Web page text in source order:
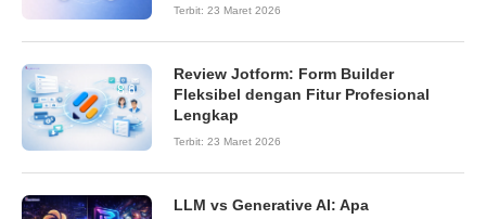
Terbit: 23 Maret 2026
8.6
Review Jotform: Form Builder
Fleksibel dengan Fitur Profesional
Lengkap
Terbit: 23 Maret 2026
LLM vs Generative AI: Apa